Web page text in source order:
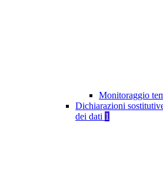
Monitoraggio
Dichiarazioni
dei dati 1